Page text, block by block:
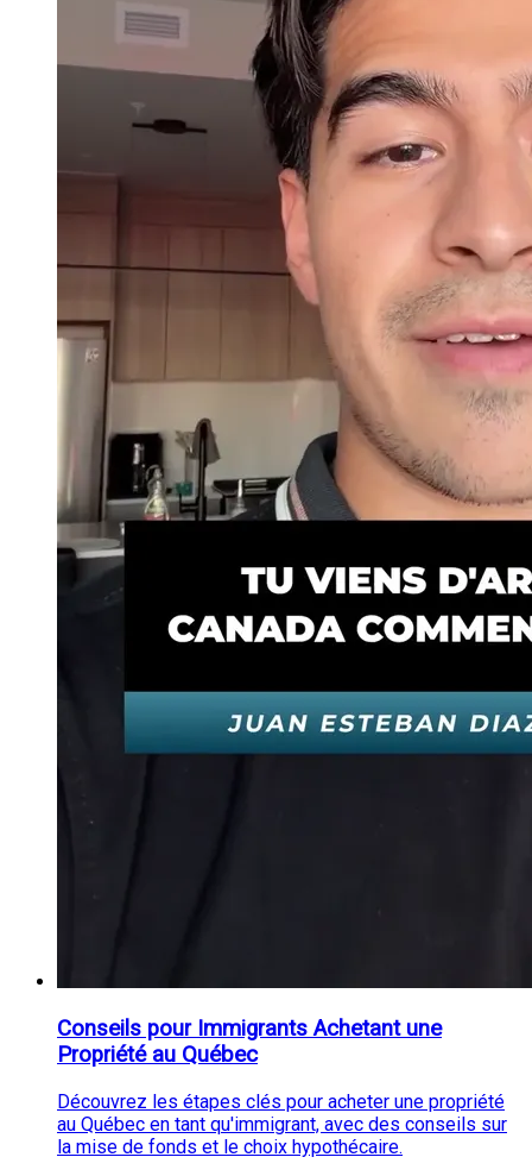
Conseils pour Immigrants Achetant une
Propriété au Québec
Découvrez les étapes clés pour acheter une propriété
au Québec en tant qu'immigrant, avec des conseils sur
la mise de fonds et le choix hypothécaire.